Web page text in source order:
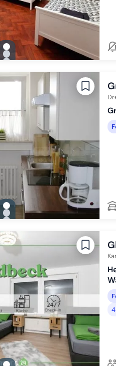
gallery.slide_selector
Zu Slide 1 wechseln
Zu Slide 2 wechseln
Zu Slide 4 wechseln
Zu Slide 5 wechseln
Zu Slide 6 wechseln
gallery.slide_selector
Zu Slide 1 wechseln
Zu Slide 2 wechseln
Zu Slide 4 wechseln
Zu Slide 5 wechseln